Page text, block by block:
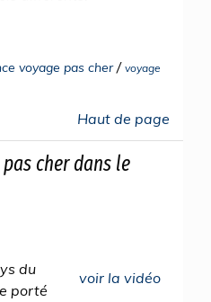
voyage pas cher/ voyage
Haut de page
cher dans le
voir la vidéo
du
porté